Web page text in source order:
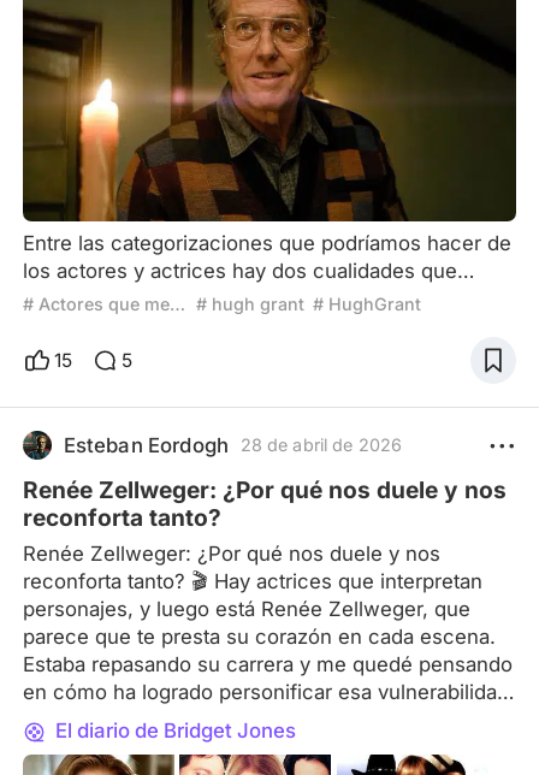
Entre las categorizaciones que podríamos hacer de
los actores y actrices hay dos cualidades que
valoro y que siempre me vienen a la mente al
si son camaleónicos. Los versátiles Con
buenos o malos, de héroes o villanos. Y también a
su plasticidad genérica: que se sientan cómodos
tanto en la comedia como
# Actores que mejoran con la edad # hugh grant # HughGrant
15 5
Esteban Eordogh 28 de abril de 2026
Renée Zellweger: ¿Por qué nos duele y nos
reconforta tanto?
Renée Zellweger: ¿Por qué nos duele y nos
reconforta tanto? 🎬 Hay actrices que interpretan
personajes, y luego está Renée Zellweger, que
parece que te presta su corazón en cada escena.
Estaba repasando su carrera y me quedé pensando
en cómo ha logrado personificar esa vulnerabilidad
que todos sentimos, pero que pocos nos
atrevemos a mostrar. Si hoy tuvieran que quedarse
El diario de Bridget Jones